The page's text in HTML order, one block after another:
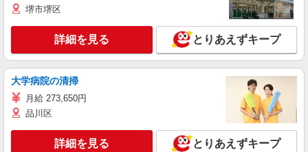
堺市堺区
詳細を見る とりあえずキープ
大学病院の清掃
月給 273,650円
品川区
詳細を見る とりあえずキープ